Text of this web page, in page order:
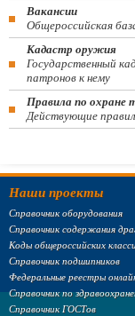
Вакансии
Общероссийская
Кадастр оружия
Государственный
патронов к нему
Правила по охране
Действующие
Наши проекты
Справочник оборудования
Справочник содержания
Коды общероссийских
Справочник подшипников
Федеральные реестры
Справочник по
Справочник ГОСТов